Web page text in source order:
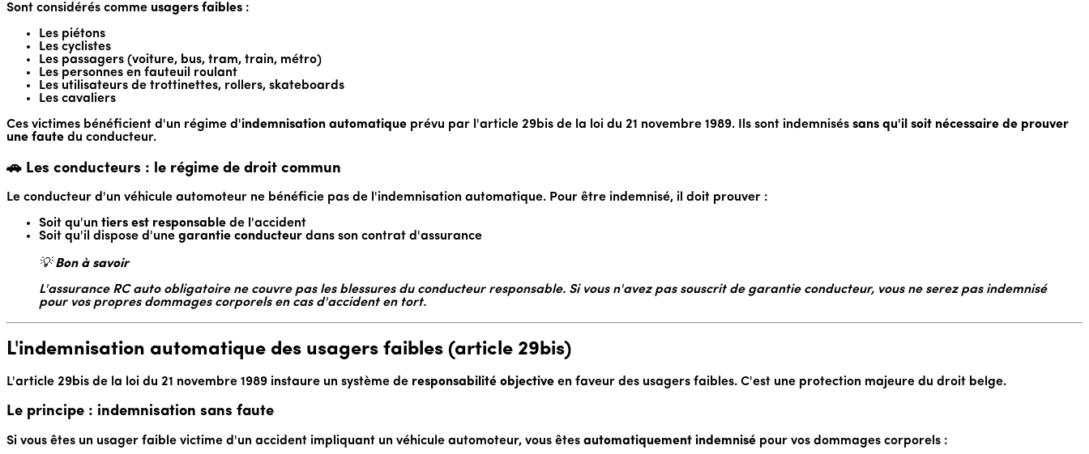
Sont considérés comme usagers faibles :
Les piétons
Les cyclistes
Les passagers (voiture, bus, tram, train, métro)
Les personnes en fauteuil roulant
Les utilisateurs de trottinettes, rollers, skateboards
Les cavaliers
Ces victimes bénéficient d'un régime d'indemnisation automatique prévu par l'article 29bis de la loi du 21 novembre 1989. Ils sont indemnisés sans qu'il soit nécessaire de prouver
une faute du conducteur.
🚗 Les conducteurs : le régime de droit commun
Le conducteur d'un véhicule automoteur ne bénéficie pas de l'indemnisation automatique. Pour être indemnisé, il doit prouver :
Soit qu'un tiers est responsable de l'accident
Soit qu'il dispose d'une garantie conducteur dans son contrat d'assurance
💡Bon à savoir
L'assurance RC auto obligatoire ne couvre pas les blessures du conducteur responsable. Si vous n'avez pas souscrit de garantie conducteur, vous ne serez pas indemnisé
pour vos propres dommages corporels en cas d'accident en tort.
L'indemnisation automatique des usagers faibles (article 29bis)
L'article 29bis de la loi du 21 novembre 1989 instaure un système de responsabilité objective en faveur des usagers faibles. C'est une protection majeure du droit belge.
Le principe : indemnisation sans faute
Si vous êtes un usager faible victime d'un accident impliquant un véhicule automoteur, vous êtes automatiquement indemnisé pour vos dommages corporels :